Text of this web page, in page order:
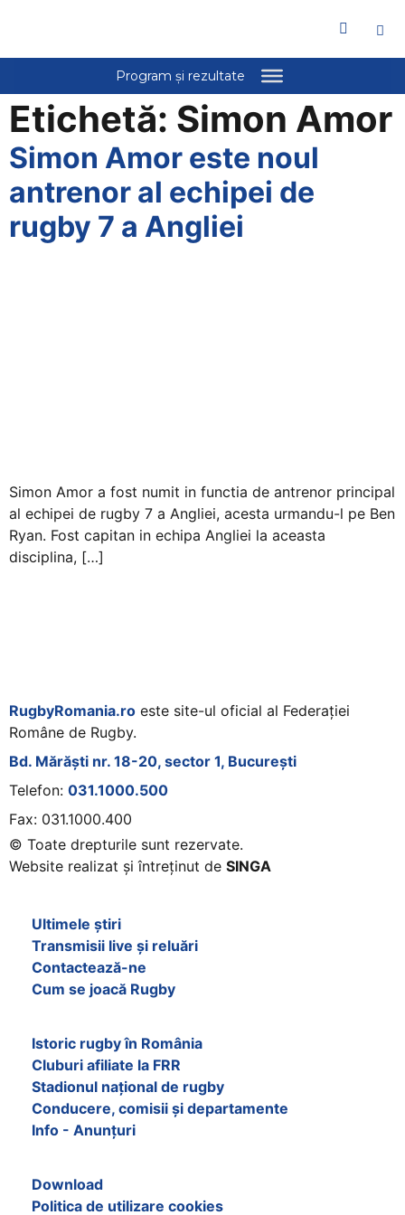
Etichetă: Simon Amor
Simon Amor este noul
antrenor al echipei de
rugby 7 a Angliei
Simon Amor a fost numit in functia de antrenor principal
al echipei de rugby 7 a Angliei, acesta urmandu-l pe Ben
Ryan. Fost capitan in echipa Angliei la aceasta
disciplina, […]
RugbyRomania.ro este site-ul oficial al Federației
Române de Rugby.
Bd. Mărăști nr. 18-20, sector 1, București
Telefon: 031.1000.500
Fax: 031.1000.400
© Toate drepturile sunt rezervate.
Website realizat și întreținut de SINGA
Ultimele știri
Transmisii live și reluări
Contactează-ne
Cum se joacă Rugby
Istoric rugby în România
Cluburi afiliate la FRR
Stadionul național de rugby
Conducere, comisii și departamente
Info - Anunțuri
Download
Politica de utilizare cookies